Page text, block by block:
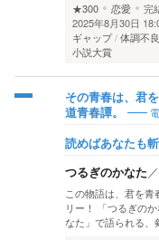
★300
恋愛 完
2025年8月30日
ギャップ 体調不良
小説大賞
その青春は、君
道青春譚。
読めばあなたも
つるぎのかなた／
この物語は、君を
リー！ 「つるぎの
なた」で語られる